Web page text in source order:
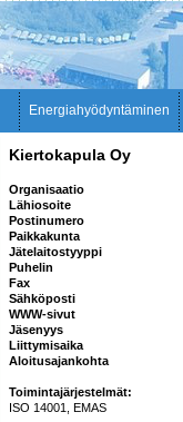
Energiahyödyntäminen
Kiertokapula Oy
Organisaatio
Lähiosoite
Postinumero
Paikkakunta
Jätelaitostyyppi
Puhelin
Fax
Sähköposti
WWW-sivut
Jäsenyys
Liittymisaika
Aloitusajankohta
Toimintajärjestelmät:
ISO 14001, EMAS